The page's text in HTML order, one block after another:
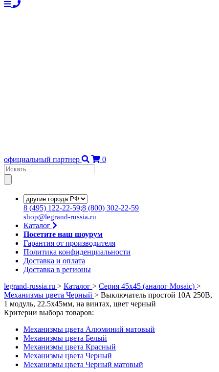
официальный партнер 0
8 (495) 122-22-59;8 (800) 302-22-59
shop@legrand-russia.ru
Каталог
Посетите наш шоурум
Гарантия от производителя
Политика конфиденциальности
Доставка и оплата
Доставка в регионы
legrand-russia.ru > Каталог > Серия 45х45 (аналог Mosaic) >
Механизмы цвета Черный > Выключатель простой 10А 250В,
1 модуль, 22.5х45мм, на винтах, цвет черный
Критерии выбора товаров:
Механизмы цвета Алюминий матовый
Механизмы цвета Белый
Механизмы цвета Красный
Механизмы цвета Черный
Механизмы цвета Черный матовый